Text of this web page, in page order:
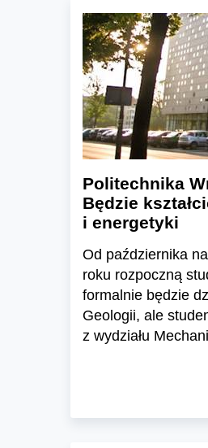
Politechnika
Będzie
i energetyki
Od października
roku rozpoczną
formalnie będzie
Geologii, ale
z wydziału